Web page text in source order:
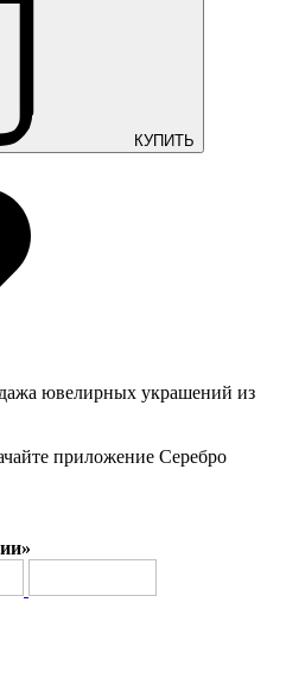
КУПИТЬ
ювелирных украшений из
приложение Серебро